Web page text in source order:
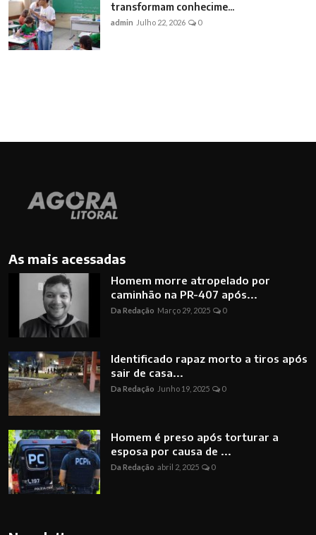
transformam conhecime...
admin Julho 22, 2026 0
As mais acessadas
Homem morre atropelado por
caminhão na PR-407 após...
Da Redação Março 29, 2025 0
Identificado rapaz morto a tiros após
sair de casa...
Da Redação Junho 19, 2025 0
Homem é preso após torturar a
esposa por causa de ...
Da Redação abril 2, 2025 0